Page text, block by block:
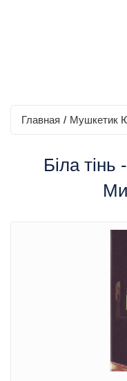
Главная / Мушкетик
Бiла тiнь